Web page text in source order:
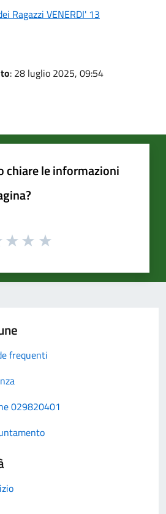
Ragazzi VENERDI' 13
: 28 luglio 2025, 09:54
chiare le informazioni
frequenti
029820401